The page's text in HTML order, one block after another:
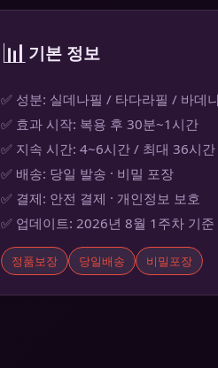
📊기본 정보
✅ 성분: 실데나필 / 타다라필 / 바데
✅ 효과 시작: 복용 후 30분~1시간
✅ 지속 시간: 4~6시간 / 최대 36시간
✅ 배송: 당일 발송 · 비밀 포장
✅ 결제: 안전 결제 · 개인정보 보호
✅ 업데이트: 2026년 8월 1주차 기준
정품보장 당일배송 비밀포장